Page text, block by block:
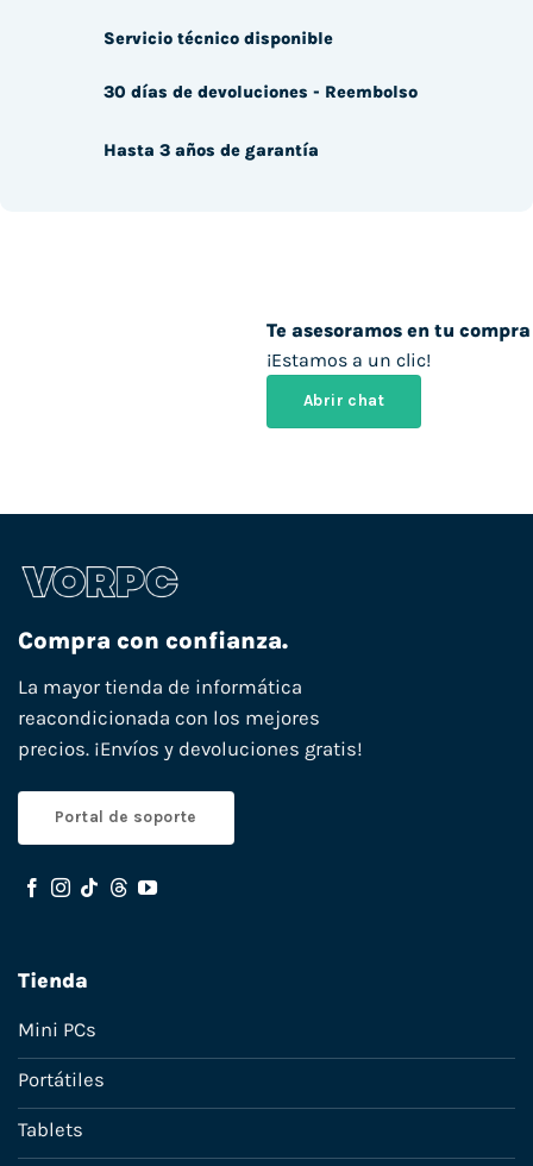
Te asesoramos en tu compra
¡Estamos a un clic!
Abrir chat
Servicio técnico disponible
30 días de devoluciones - Reembolso
Hasta 3 años de garantía
Compra con confianza.
La mayor tienda de informática
reacondicionada con los mejores
precios. ¡Envíos y devoluciones gratis!
Portal de soporte
Tienda
Mini PCs
Portátiles
Tablets